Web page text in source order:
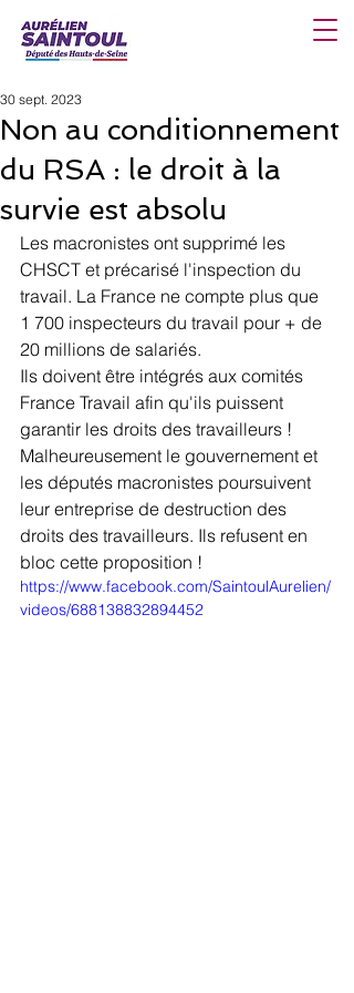
Non au conditionnement
du RSA : le droit à la
survie est absolu
30 sept. 2023
Les macronistes ont supprimé les
CHSCT et précarisé l'inspection du
travail. La France ne compte plus que
1 700 inspecteurs du travail pour + de
20 millions de salariés.
Ils doivent être intégrés aux comités
France Travail afin qu'ils puissent
garantir les droits des travailleurs !
Malheureusement le gouvernement et
les députés macronistes poursuivent
leur entreprise de destruction des
droits des travailleurs. Ils refusent en
bloc cette proposition !
https://www.facebook.com/SaintoulAurelien/
videos/688138832894452